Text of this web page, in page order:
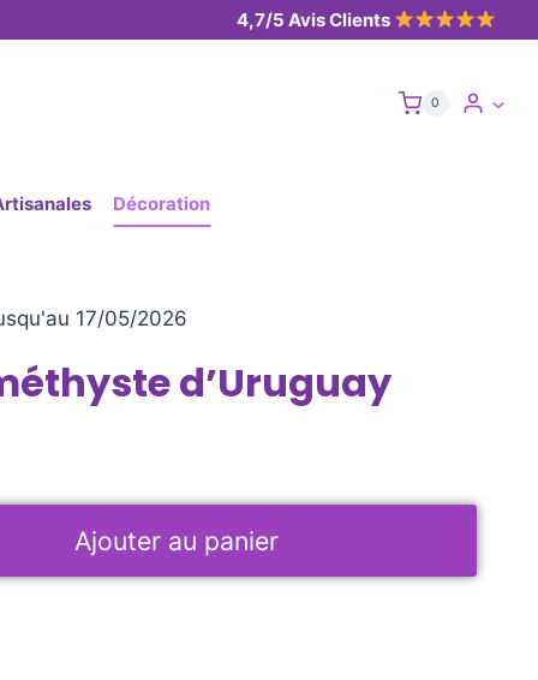
4,7/5 Avis Clients
0
Décoration
17/05/2026
d’Uruguay
Ajouter au panier